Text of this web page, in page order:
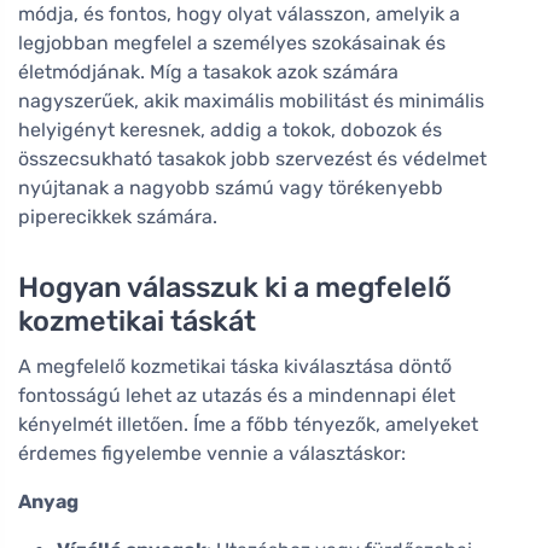
módja, és fontos, hogy olyat válasszon, amelyik a
legjobban megfelel a személyes szokásainak és
életmódjának. Míg a tasakok azok számára
nagyszerűek, akik maximális mobilitást és minimális
helyigényt keresnek, addig a tokok, dobozok és
összecsukható tasakok jobb szervezést és védelmet
nyújtanak a nagyobb számú vagy törékenyebb
piperecikkek számára.
Hogyan válasszuk ki a megfelelő
kozmetikai táskát
A megfelelő kozmetikai táska kiválasztása döntő
fontosságú lehet az utazás és a mindennapi élet
kényelmét illetően. Íme a főbb tényezők, amelyeket
érdemes figyelembe vennie a választáskor:
Anyag